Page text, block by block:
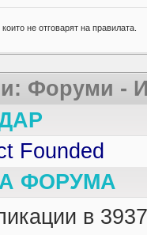
не отговарят на правилата.
Форуми -
Founded
ФОРУМА
в